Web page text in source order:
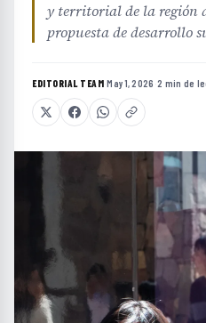
y territorial de la región
propuesta de desarrollo
EDITORIAL TEAM·May 1, 2026 ·2 min de